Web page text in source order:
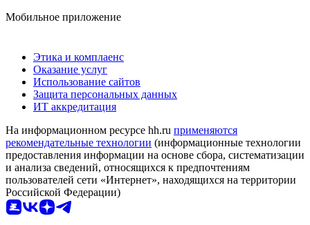
Мобильное приложение
Этика и комплаенс
Оказание услуг
Использование сайтов
Защита персональных данных
ИТ аккредитация
На информационном ресурсе hh.ru применяются
рекомендательные технологии (информационные технологии
предоставления информации на основе сбора, систематизации
и анализа сведений, относящихся к предпочтениям
пользователей сети «Интернет», находящихся на территории
Российской Федерации)